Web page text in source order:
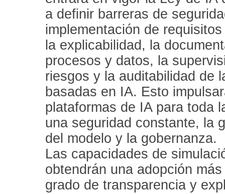
a definir barreras de
implementación de
la explicabilidad, la
procesos y datos, la
riesgos y la auditabilidad de
basadas en IA. Esto
plataformas de IA para toda
una seguridad constante, la
del modelo y la gobernanza.
Las capacidades de
obtendrán una adopción
grado de transparencia y